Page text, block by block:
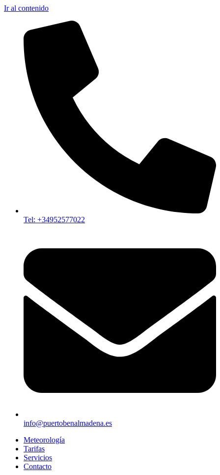
Ir al contenido
Tel: +34952577022
info@puertobenalmadena.es
Meteorología
Tarifas
Servicios
Contacto